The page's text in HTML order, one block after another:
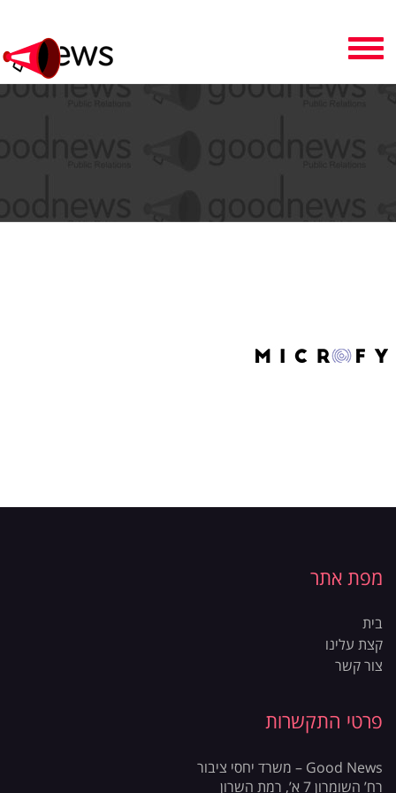
Toggle
navigation
מפת אתר
בית
קצת עלינו
צור קשר
פרטי התקשרות
Good News – משרד יחסי ציבור
רח’ השומרון 7 א’, רמת השרון